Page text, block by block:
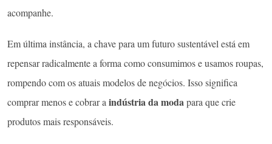
acompanhe.
Em última instância, a chave para um futuro sustentável está em
repensar radicalmente a forma como consumimos e usamos roupas,
rompendo com os atuais modelos de negócios. Isso significa
comprar menos e cobrar a indústria da modapara que crie
produtos mais responsáveis.